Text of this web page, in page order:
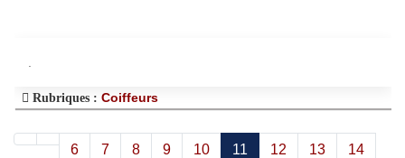
Rubriques : Coiffeurs
6 7 8 9 10 11 12 13 14